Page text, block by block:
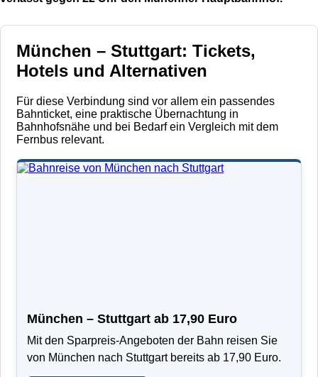
München – Stuttgart: Tickets,
Hotels und Alternativen
Für diese Verbindung sind vor allem ein passendes
Bahnticket, eine praktische Übernachtung in
Bahnhofsnähe und bei Bedarf ein Vergleich mit dem
Fernbus relevant.
München – Stuttgart ab 17,90 Euro
Mit den Sparpreis-Angeboten der Bahn reisen Sie
von München nach Stuttgart bereits ab 17,90 Euro.